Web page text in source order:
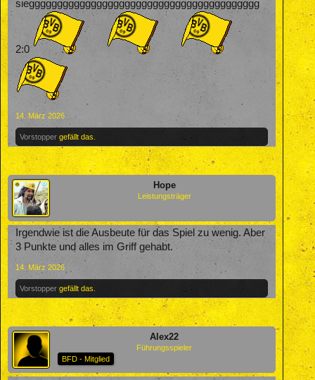
sieggggggggggggggggggggggggggggggggggggggggg
2:0
14. März 2026
Vorstopper gefällt das.
Hope
Leistungsträger
Irgendwie ist die Ausbeute für das Spiel zu wenig. Aber
3 Punkte und alles im Griff gehabt.
14. März 2026
Vorstopper gefällt das.
Alex22
Führungsspieler
BFD - Mitglied